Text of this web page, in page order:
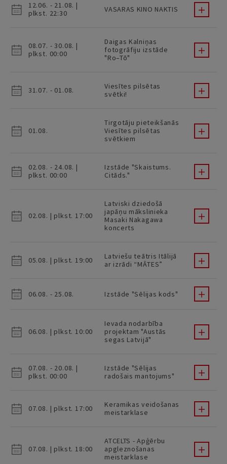
12.06. - 21.08. |
plkst. 22:30
VASARAS KINO NAKTIS
08.07. - 30.08. |
plkst. 00:00
Daigas Kalniņas
fotogrāfiju izstāde
"Ro–Tō"
31.07. - 01.08.
Viesītes pilsētas
svētki!
01.08.
Tirgotāju pieteikšanās
Viesītes pilsētas
svētkiem
02.08. - 24.08. |
plkst. 00:00
Izstāde "Skaistums.
Citāds."
02.08. | plkst. 17:00
Latviski dziedošā
japāņu mākslinieka
Masaki Nakagawa
koncerts
05.08. | plkst. 19:00
Latviešu teātris Itālijā
ar izrādi “MĀTES”
06.08. - 25.08. Izstāde "Sēlijas kods"
06.08. | plkst. 10:00
Ievada nodarbība
projektam "Austās
segas Latvijā"
07.08. - 20.08. |
plkst. 00:00
Izstāde "Sēlijas
radošais mantojums"
07.08. | plkst. 17:00
Keramikas veidošanas
meistarklase
07.08. | plkst. 18:00
ATCELTS - Apģērbu
apgleznošanas
meistarklase